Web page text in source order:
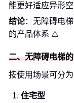
能更好适应异形空
结论：无障碍电
的产品体系 ⚠️
二、无障碍电梯
按使用场景可分为
住宅型